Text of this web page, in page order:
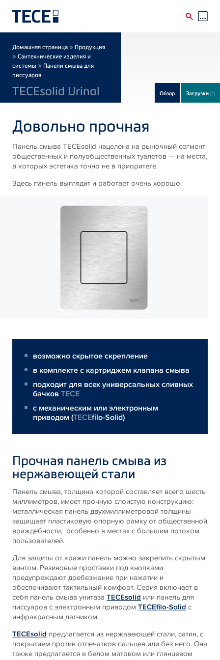
Breadcrumb
Домашняя страница » Продукция
» Сантехнические изделия и
системы » Панели смыва для
писсуаров
TECEsolid Urinal Обзор Загрузки(1)
Довольно прочная
Панель смыва TECEsolid нацелена на рыночный сегмент
общественных и полуобщественных туалетов — на места,
в которых эстетика точно не в приоритете.
Здесь панель выглядит и работает очень хорошо.
возможно скрытое скрепление
в комплекте с картриджем клапана смыва
подходит для всех универсальных сливных
бачков TECE
с механическим или электронным
приводом (TECEfilo-Solid)
Прочная панель смыва из
нержавеющей стали
Панель смыва, толщина которой составляет всего шесть
миллиметров, имеет прочную слоистую конструкцию:
металлическая панель двухмиллиметровой толщины
защищает пластиковую опорную рамку от общественной
враждебности, особенно в местах с большим потоком
пользователей.
Для защиты от кражи панель можно закрепить скрытым
винтом. Резиновые проставки под кнопками
предупреждают дребезжание при нажатии и
обеспечивают тактильный комфорт. Серия включает в
себя панель смыва унитаза TECEsolid или панель для
писсуаров с электронным приводом TECEfilo-Solid с
инфракрасным датчиком.
TECEsolid предлагается из нержавеющей стали, сатин, с
покрытием против отпечатков пальцев или без него. Она
также предлагается в белом матовом или глянцевом